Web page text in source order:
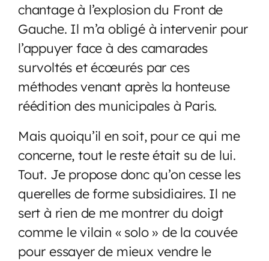
chantage à l’explosion du Front de
Gauche. Il m’a obligé à intervenir pour
l’appuyer face à des camarades
survoltés et écœurés par ces
méthodes venant après la honteuse
réédition des municipales à Paris.
Mais quoiqu’il en soit, pour ce qui me
concerne, tout le reste était su de lui.
Tout. Je propose donc qu’on cesse les
querelles de forme subsidiaires. Il ne
sert à rien de me montrer du doigt
comme le vilain « solo » de la couvée
pour essayer de mieux vendre le